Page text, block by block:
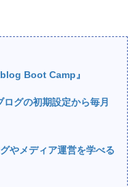
Boot Camp』
ログの初期設定から毎月
やメディア運営を学べる